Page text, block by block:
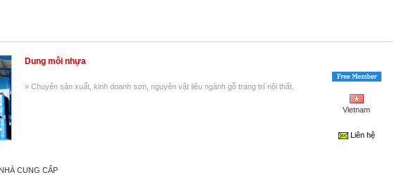
Dung môi nhựa
» Chuyên sản xuất, kinh doanh sơn, nguyên vật liệu ngành gỗ trang trí nội thất.
Vietnam
Liên hệ
CUNG CẤP